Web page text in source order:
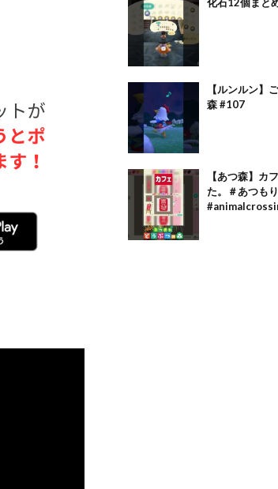
【ルンルン】
森 #107
【あつ森】カ
た。＃あつも